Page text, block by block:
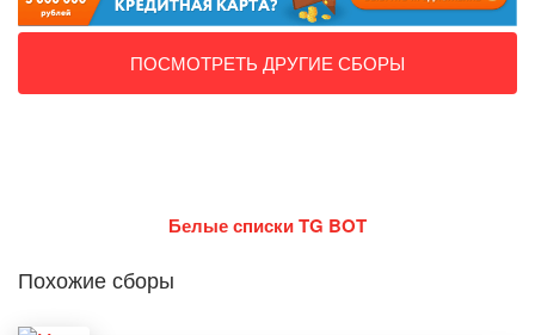
ПОСМОТРЕТЬ ДРУГИЕ СБОРЫ
Белые списки TG BOT
Похожие сборы